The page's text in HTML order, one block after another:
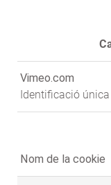
Vimeo.com
Identificació
Nom de la cookie